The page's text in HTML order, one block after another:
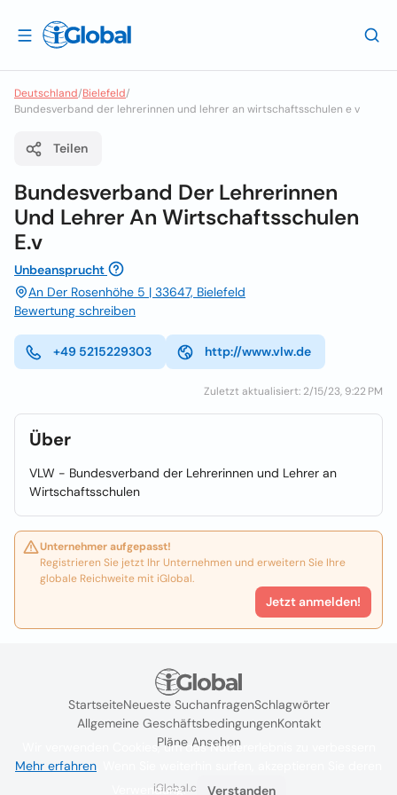
Deutschland/Bielefeld/
Bundesverband der lehrerinnen und lehrer an wirtschaftsschulen e v
Teilen
Bundesverband Der Lehrerinnen
Und Lehrer An Wirtschaftsschulen
E.v
Unbeansprucht
An Der Rosenhöhe 5 | 33647, Bielefeld
Bewertung schreiben
+49 5215229303 http://www.vlw.de
Zuletzt aktualisiert: 2/15/23, 9:22 PM
Über
VLW - Bundesverband der Lehrerinnen und Lehrer an
Wirtschaftsschulen
Unternehmer aufgepasst!
Registrieren Sie jetzt Ihr Unternehmen und erweitern Sie Ihre
globale Reichweite mit iGlobal.
Jetzt anmelden!
StartseiteNeueste SuchanfragenSchlagwörter
Allgemeine GeschäftsbedingungenKontakt
Pläne Ansehen
iGlobal.co @ 2024
Wir verwenden Cookies, um das Nutzererlebnis zu verbessern
Mehr erfahren
Verwendung.
Verstanden